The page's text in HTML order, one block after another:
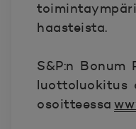
haasteista.
S&P:n Bonum
luottoluokitus
osoitteessa